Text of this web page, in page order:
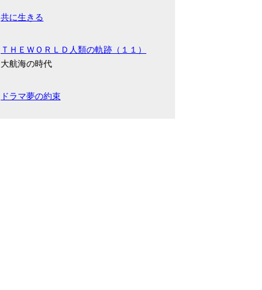
共に生きる
ＴＨＥＷＯＲＬＤ人類の軌跡（１１）
大航海の時代
ドラマ夢の約束